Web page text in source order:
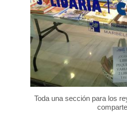
Toda una sección para los